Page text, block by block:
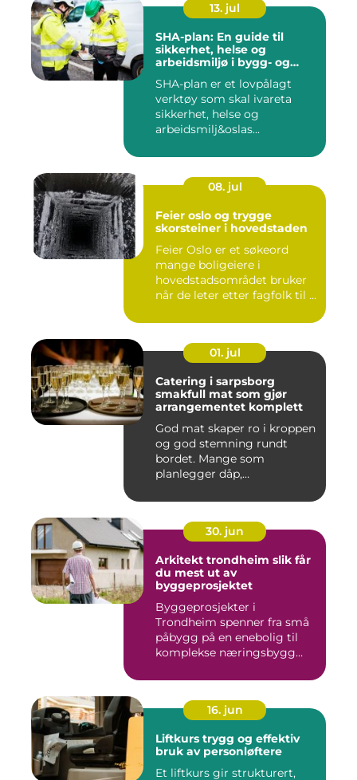
13. jul
SHA-plan: En guide til
sikkerhet, helse og
arbeidsmiljø i bygg- og
SHA-plan er et lovpålagt
verktøy som skal ivareta
sikkerhet, helse og
arbeidsmilj&oslas...
08. jul
Feier oslo og trygge
skorsteiner i hovedstaden
Feier Oslo er et søkeord
mange boligeiere i
hovedstadsområdet bruker
når de leter etter fagfolk til ...
01. jul
Catering i sarpsborg
smakfull mat som gjør
arrangementet komplett
God mat skaper ro i kroppen
og god stemning rundt
bordet. Mange som
planlegger dåp,
30. jun
Arkitekt trondheim slik får
du mest ut av
byggeprosjektet
Byggeprosjekter i
Trondheim spenner fra små
påbygg på en enebolig til
komplekse næringsbygg
16. jun
Liftkurs trygg og effektiv
bruk av personløftere
Et liftkurs gir strukturert,